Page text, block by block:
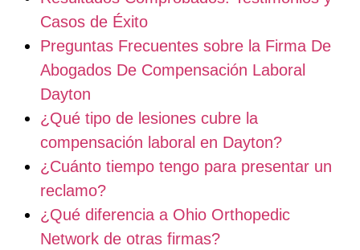
Casos de Éxito
Preguntas Frecuentes sobre la Firma De
Abogados De Compensación Laboral
Dayton
¿Qué tipo de lesiones cubre la
compensación laboral en Dayton?
¿Cuánto tiempo tengo para presentar un
reclamo?
¿Qué diferencia a Ohio Orthopedic
Network de otras firmas?